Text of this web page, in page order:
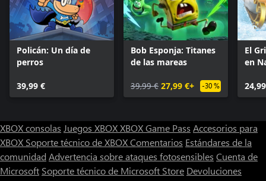
Policán: Un día de
perros
39,99 €
Bob Esponja: Titanes
de las mareas
39,99 € 27,99 €+ -30 %
El
en
XBOX consolas Juegos XBOXXBOX Game Pass Accesorios para
XBOX Soporte técnico de XBOXComentarios Estándares de la
comunidad Advertencia sobre ataques fotosensibles Cuenta de
Microsoft Soporte técnico de Microsoft Store Devoluciones